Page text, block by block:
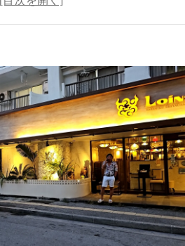
対策方法
る快適な住環境とは
するための定期メンテナンスの
よくある質問と回答
ご案内